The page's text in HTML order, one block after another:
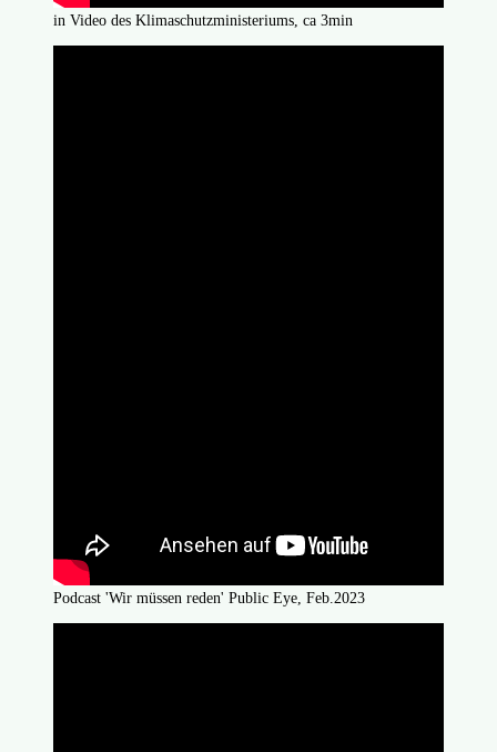
in Video des Klimaschutzministeriums, ca 3min
Podcast 'Wir müssen reden' Public Eye, Feb.2023